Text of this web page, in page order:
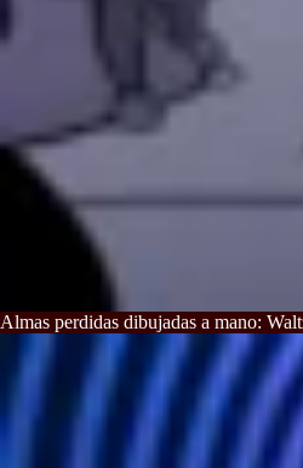
Almas perdidas dibujadas a mano: